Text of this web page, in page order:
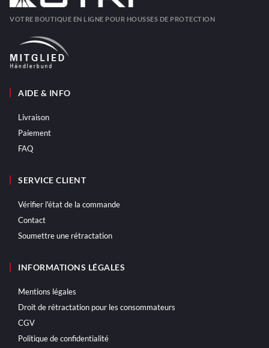
VOTRE BOUTIQUE EN LIGNE POUR HOUSSES DE PROTECTION
AIDE & INFO
Livraison
Paiement
FAQ
SERVICE CLIENT
Vérifier l'état de la commande
Contact
Soumettre une rétractation
INFORMATIONS LÉGALES
Mentions légales
Droit de rétractation pour les consommateurs
CGV
Politique de confidentialité